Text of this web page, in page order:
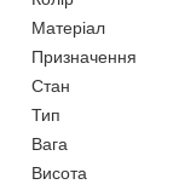
Матеріал
Призначення
Стан
Тип
Вага
Висота